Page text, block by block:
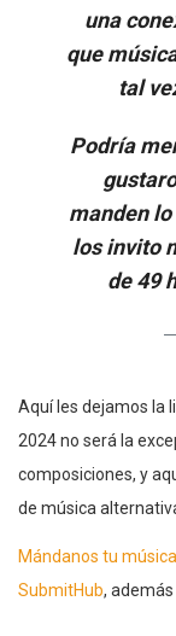
una
que
tal
Podría
manden
los invito
de 49
Aquí les dejamos la
2024 no será la
composiciones, y
de música
Mándanos tu
SubmitHub,